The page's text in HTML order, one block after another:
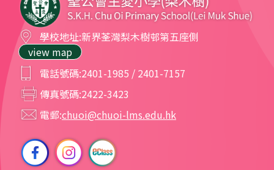
學校地址:新界荃灣梨木樹邨第五座側
view map
電話號碼:2401-1985 / 2401-7157
傳真號碼:2422-3423
電郵:chuoi@chuoi-lms.edu.hk